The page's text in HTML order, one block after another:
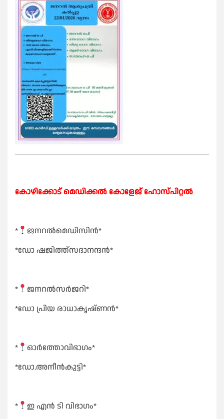
കോഴിക്കോട് മെഡിക്കൽ കോളേജ് ഹോസ്പിറ്റൽ
*
ജനറൽമെഡിസിൻ*
*ഡോ ഷജിത്ത്സദാനന്ദൻ*
*
ജനറൽസർജറി*
*ഡോ പ്രിയ രാധാകൃഷ്ണൻ*
*
ഓർത്തോവിഭാഗം*
*ഡോ.അനീൻകുട്ടി*
*
ഇ എൻ ടി വിഭാഗം*